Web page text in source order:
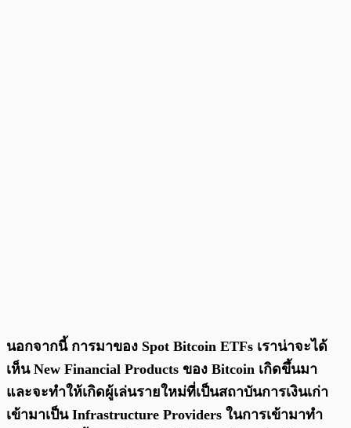
นอกจากนี้ การมาของ Spot Bitcoin ETFs เราน่าจะได้
เห็น New Financial Products ของ Bitcoin เกิดขึ้นมา
และจะทำให้เกิดผู้เล่นรายใหม่ที่เป็นสถาบันการเงินเก่า
เข้ามาเป็น Infrastructure Providers ในการเข้ามาทำ